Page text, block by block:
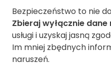
Bezpieczeństwo to nie
Zbieraj wyłącznie dane
usługi i uzyskaj jasną
Im mniej zbędnych
naruszeń.